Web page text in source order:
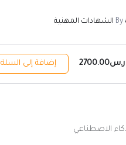
By الشهادات المهنية
ر.س2700.00 إضافة إلى السلة
الاصطناعي